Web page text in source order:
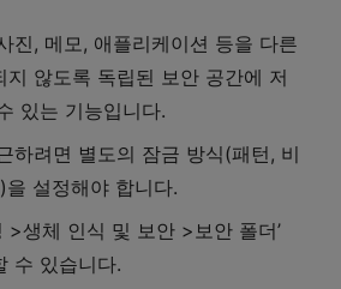
진, 메모, 애플리케이션 등을 다른
지 않도록 독립된 보안 공간에 저
있는 기능입니다.
하려면 별도의 잠금 방식(패턴, 비
설정해야 합니다.
>생체 인식 및 보안 >보안 폴더’
수 있습니다.